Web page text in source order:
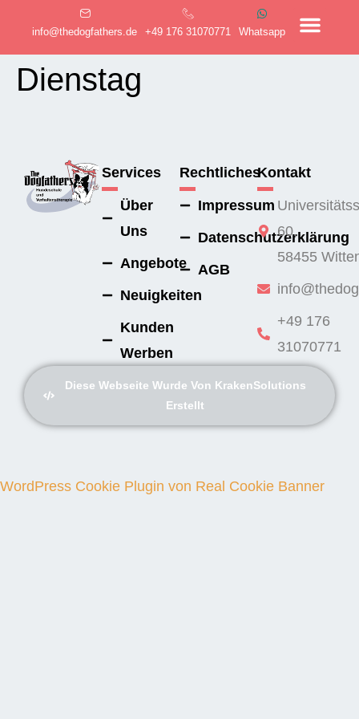
info@thedogfathers.de +49 176 31070771 Whatsapp
Dienstag
Services
Über
Uns
Angebote
Neuigkeiten
Kunden
Werben
Rechtliches
Impressum
Datenschutzerklärung
AGB
Kontakt
60,
58455
+49 176
31070771
Diese Webseite Wurde Von KrakenSolutions
Erstellt
WordPress Cookie Plugin von Real Cookie Banner